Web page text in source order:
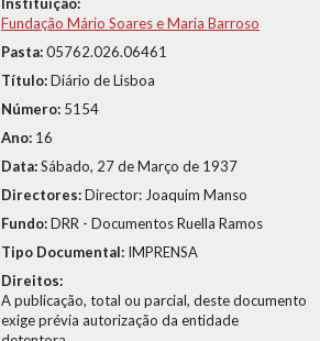
Fundação Mário Soares e Maria Barroso
Pasta:05762.026.06461
Título:Diário de Lisboa
Número: 5154
Ano: 16
Data:Sábado, 27 de Março de 1937
Directores:Director: Joaquim Manso
Fundo:DRR - Documentos Ruella Ramos
Tipo Documental: IMPRENSA
Direitos:
A publicação, total ou parcial, deste documento
exige prévia autorização da entidade